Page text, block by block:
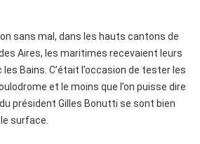
sans mal, dans les hauts cantons de
Aires, les maritimes recevaient leurs
Bains. C’était l’occasion de tester les
et le moins que l’on puisse dire
président Gilles Bonutti se sont bien
surface.